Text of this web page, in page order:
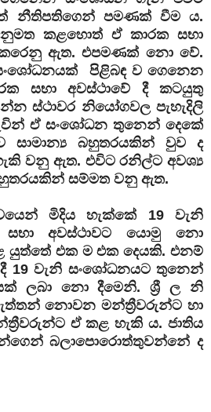
නීතිපතිගෙන් පමණක් වීම ය.
කළහොත් ඒ කාරක සභා
ඇත. එපමණක් නො වේ.
පිළිබඳ ව ගෙනෙන
සභා අවස්ථාවේ දී කටයුතු
ස්ථාවර නියෝගවල පැහැදිලි
ඒ සංශෝධන තුනෙන් දෙකේ
සාමාන්‍ය බහුතරයකින් වුව ද
වනු ඇත. එවිට රනිල්ට අවශ්‍ය
සම්මත වනු ඇත.
මිදිය හැක්කේ 19 වැනි
සභා අවස්ථාවට යොමු නො
යුත්තේ එක ම එක දෙයකි. එනම්
19 වැනි සංශෝධනයට තුනෙන්
ලබා නො දීමෙනි. ශ්‍රී ල නි
නොවන මන්ත්‍රීවරුන්ට හා
ඒ කළ හැකි ය. ජාතිය
බලාපොරොත්තුවන්නේ ද